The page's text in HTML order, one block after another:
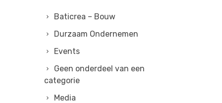
Baticrea – Bouw
Durzaam Ondernemen
Events
Geen onderdeel van een
categorie
Media